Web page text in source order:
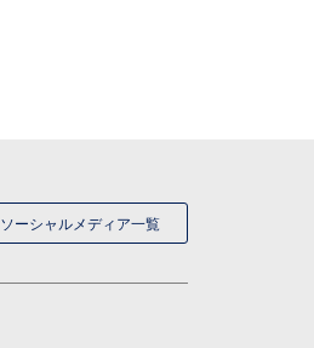
ソーシャルメディア一覧